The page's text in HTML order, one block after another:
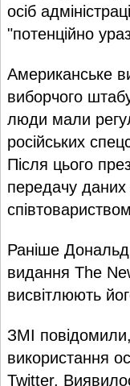
осіб
"потенційно
Американське
виборчого
люди мали
російських
Після цього
передачу даних
Раніше
видання The
висвітлюють
ЗМІ
використання
Twitter.